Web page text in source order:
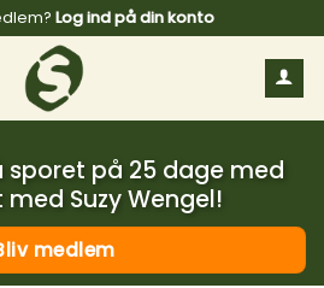
Log ind på din konto
på 25 dage med
med Suzy Wengel!
medlem